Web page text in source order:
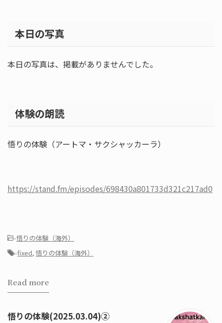
本日の写真
本日の写真は、掲載がありませんでした。
体験の朗読
悟りの体験（アートマ・サクシャッカーラ）
https://stand.fm/episodes/698430a801733d321c217ad0
-悟りの体験（海外）
-fixed, 悟りの体験（海外）
Read more
悟りの体験(2025.03.04)②